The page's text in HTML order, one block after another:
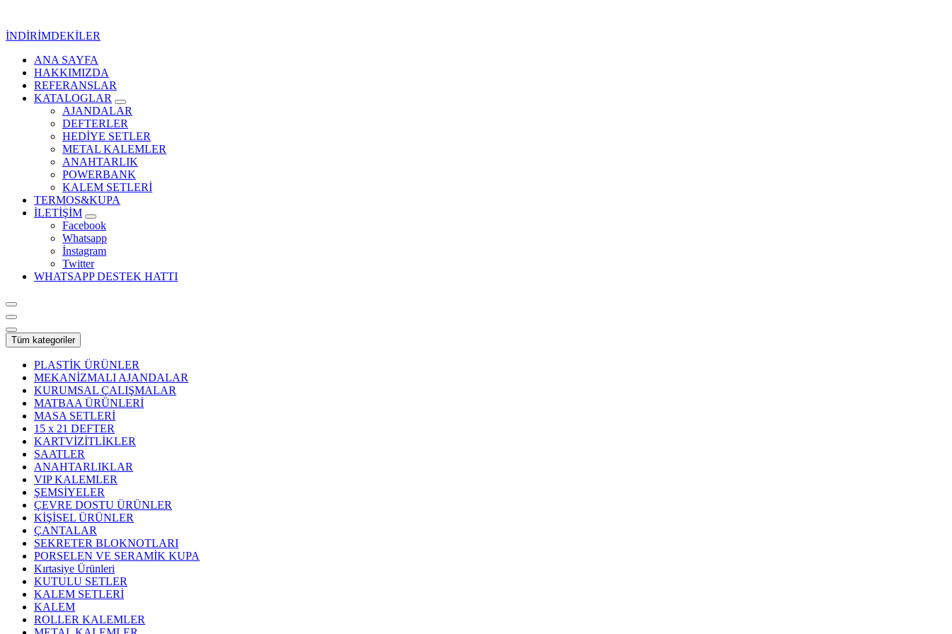
İNDİRİMDEKİLER
Kurumsal Promosyon-Hediyelik
ANA SAYFA
HAKKIMIZDA
REFERANSLAR
KATALOGLAR
AJANDALAR
DEFTERLER
HEDİYE SETLER
METAL KALEMLER
ANAHTARLIK
POWERBANK
KALEM SETLERİ
TERMOS&KUPA
İLETİŞİM
Facebook
Whatsapp
İnstagram
Twitter
WHATSAPP DESTEK HATTI
Tüm kategoriler
PLASTİK ÜRÜNLER
MEKANİZMALI AJANDALAR
KURUMSAL ÇALIŞMALAR
MATBAA ÜRÜNLERİ
MASA SETLERİ
15 x 21 DEFTER
KARTVİZİTLİKLER
SAATLER
ANAHTARLIKLAR
VIP KALEMLER
ŞEMSİYELER
ÇEVRE DOSTU ÜRÜNLER
KİŞİSEL ÜRÜNLER
ÇANTALAR
SEKRETER BLOKNOTLARI
PORSELEN VE SERAMİK KUPA
Kırtasiye Ürünleri
KUTULU SETLER
KALEM SETLERİ
KALEM
ROLLER KALEMLER